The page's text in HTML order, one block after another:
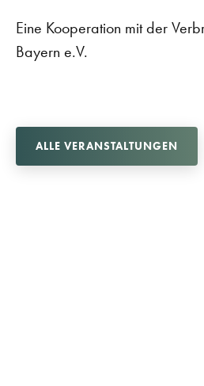
Eine Kooperation mit der
Bayern e.V.
ALLE VERANSTALTUNGEN